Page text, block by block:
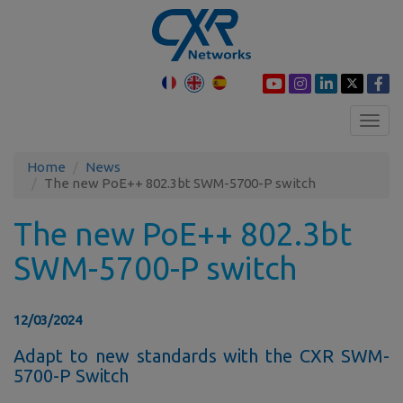
Home
News
The new PoE++ 802.3bt SWM-5700-P switch
The new PoE++ 802.3bt
SWM-5700-P switch
12/03/2024
Adapt to new standards with the CXR SWM-
5700-P Switch